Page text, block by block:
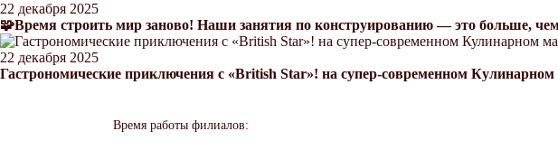
22 декабря 2025
🧩Время строить мир заново! Наши занятия по конструированию — это больше,
22 декабря 2025
Гастрономические приключения с «British Star»! на супер-современном Кулинарном
Время работы филиалов: